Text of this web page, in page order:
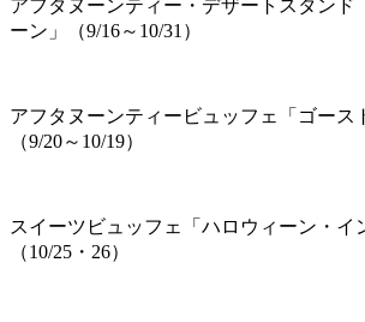
アフタヌーンティー・デザートスタンド
ーン」（9/16～10/31）
アフタヌーンティービュッフェ「ゴース
（9/20～10/19）
スイーツビュッフェ「ハロウィーン・イ
（10/25・26）